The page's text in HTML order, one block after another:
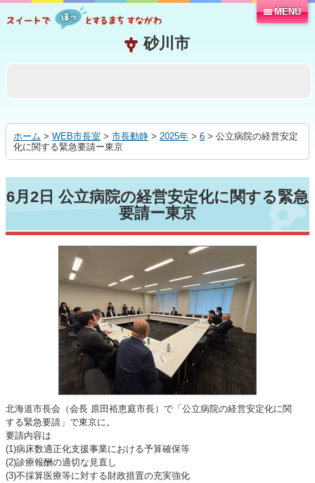
る
MENU
ホーム > WEB市長室 > 市長動静 > 2025年 > 6 > 公立病院の経営安定
化に関する緊急要請ー東京
6月2日 公立病院の経営安定化に関する緊急
要請ー東京
北海道市長会（会長 原田裕恵庭市長）で「公立病院の経営安定化に関
する緊急要請」で東京に。
要請内容は
(1)病床数適正化支援事業における予算確保等
(2)診療報酬の適切な見直し
(3)不採算医療等に対する財政措置の充実強化